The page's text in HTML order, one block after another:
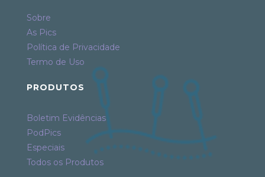
Sobre
As Pics
Política de Privacidade
Termo de Uso
PRODUTOS
Boletim Evidências
PodPics
Especiais
Todos os Produtos